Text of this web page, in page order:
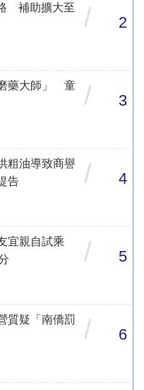
補助擴大至
/ 2
藥大師」 童
/ 3
粗油導致商譽
告
/ 4
宜親自試乘
分
/ 5
質疑「南僑罰
/ 6